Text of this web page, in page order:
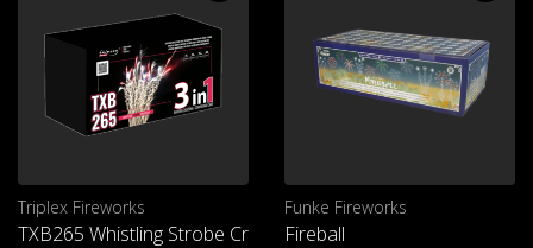
Triplex Fireworks
TXB265 Whistling Strobe Crackling
Funke Fireworks
Fireball